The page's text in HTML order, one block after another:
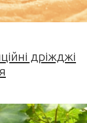
дріжджі